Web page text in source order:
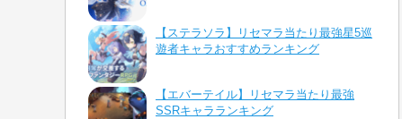
【ステラソラ】リセマラ当たり最強星5巡
遊者キャラおすすめランキング
【エバーテイル】リセマラ当たり最強
SSRキャラランキング